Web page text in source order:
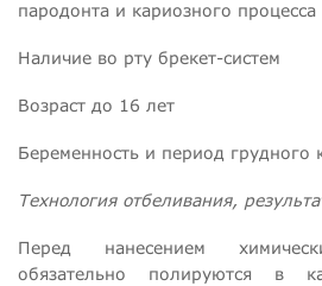
пародонта и кариозного процесса
Наличие во рту брекет-систем
Возраст до 16 лет
Беременность и период грудного
Технология отбеливания,
Перед нанесением
обязательно полируются в